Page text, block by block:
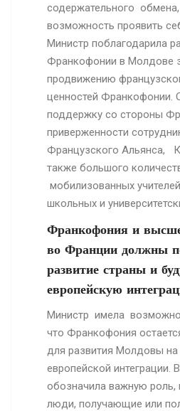
содержательного
возможность проявить
Министр поблагодарила
Франкофонии в Молдове
продвижению
ценностей Франкофонии.
поддержку со стороны
приверженности
Французского Альянса,
также большого
мобилизованных
школьных и
Франкофония и
во Франции должны
развитие страны и
европейскую
Министр имела
что Франкофония
для развития Молдовы на
европейской интеграции.
обозначила важную
люди, получающие или